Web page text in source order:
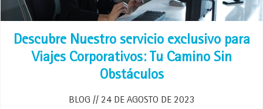
Descubre Nuestro servicio exclusivo para
Viajes Corporativos: Tu Camino Sin
Obstáculos
BLOG 24 DE AGOSTO DE 2023